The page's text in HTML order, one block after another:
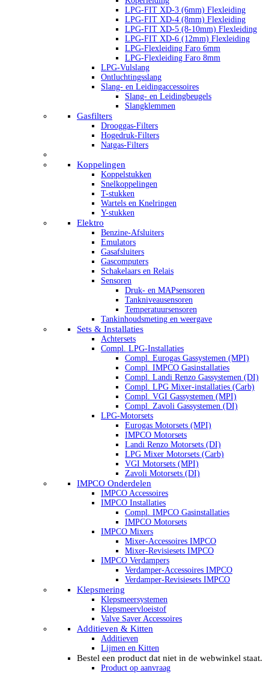
LPG-FIT XD-3 (6mm) Flexleiding
LPG-FIT XD-4 (8mm) Flexleiding
LPG-FIT XD-5 (8-10mm) Flexleiding
LPG-FIT XD-6 (12mm) Flexleiding
LPG-Flexleiding Faro 6mm
LPG-Flexleiding Faro 8mm
LPG-Vulslang
Ontluchtingsslang
Slang- en Leidingaccessoires
Slang- en Leidingbeugels
Slangklemmen
Gasfilters
Drooggas-Filters
Hogedruk-Filters
Natgas-Filters
Koppelingen
Koppelstukken
Snelkoppelingen
T-stukken
Wartels en Knelringen
Y-stukken
Elektro
Benzine-Afsluiters
Emulators
Gasafsluiters
Gascomputers
Schakelaars en Relais
Sensoren
Druk- en MAPsensoren
Tankniveausensoren
Temperatuursensoren
Tankinhoudsmeting en weergave
Sets & Installaties
Achtersets
Compl. LPG-Installaties
Compl. Eurogas Gassystemen (MPI)
Compl. IMPCO Gasinstallaties
Compl. Landi Renzo Gassystemen (DI)
Compl. LPG Mixer-installaties (Carb)
Compl. VGI Gassystemen (MPI)
Compl. Zavoli Gassystemen (DI)
LPG-Motorsets
Eurogas Motorsets (MPI)
IMPCO Motorsets
Landi Renzo Motorsets (DI)
LPG Mixer Motorsets (Carb)
VGI Motorsets (MPI)
Zavoli Motorsets (DI)
IMPCO Onderdelen
IMPCO Accessoires
IMPCO Installaties
Compl. IMPCO Gasinstallaties
IMPCO Motorsets
IMPCO Mixers
Mixer-Accessoires IMPCO
Mixer-Revisiesets IMPCO
IMPCO Verdampers
Verdamper-Accessoires IMPCO
Verdamper-Revisiesets IMPCO
Klepsmering
Klepsmeersystemen
Klepsmeervloeistof
Valve Saver Accessoires
Additieven & Kitten
Additieven
Lijmen en Kitten
Bestel een product dat niet in de webwinkel staat.
Product op aanvraag